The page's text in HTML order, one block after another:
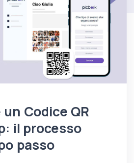
Codice QR
il processo
passo